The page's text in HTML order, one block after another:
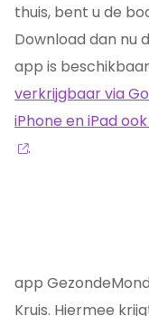
thuis, bent u de
Download dan nu
app is
verkrijgbaar via
iPhone en iPad
.
app
Kruis. Hiermee